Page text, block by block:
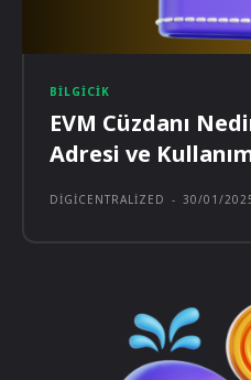
BILGICIK
EVM Cüzdanı
Adresi ve
DIGICENTRALIZED - 30/01/